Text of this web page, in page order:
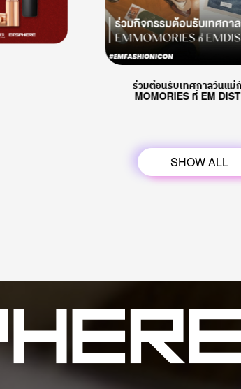
ร่วมต้อนรับเทศกาลวันแม่
MOMORIES ที่ EM
SHOW ALL